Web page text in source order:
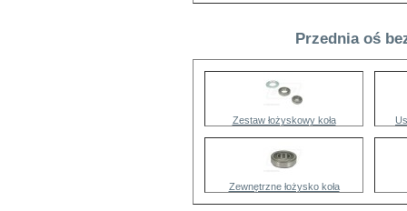
Przednia oś
Zestaw łożyskowy koła
Zewnętrzne łożysko koła